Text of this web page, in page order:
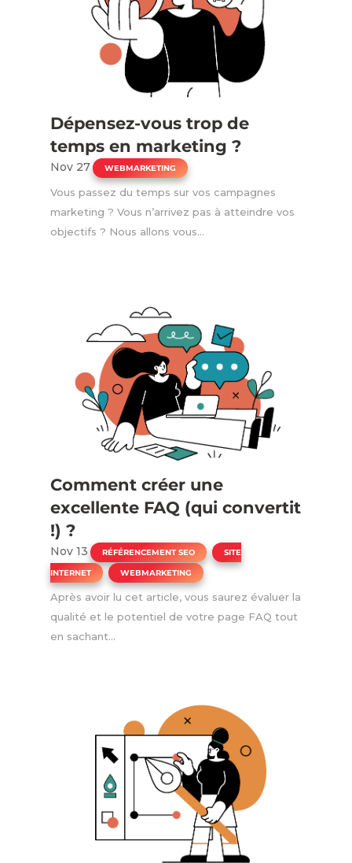
Dépensez-vous trop de
temps en marketing ?
Nov 27| WEBMARKETING
Vous passez du temps sur vos campagnes
marketing ? Vous n’arrivez pas à atteindre vos
objectifs ? Nous allons vous...
Comment créer une
excellente FAQ (qui convertit
!) ?
Nov 13 | RÉFÉRENCEMENT SEO ,
SITE
INTERNET
, WEBMARKETING
Après avoir lu cet article, vous saurez évaluer la
qualité et le potentiel de votre page FAQ tout
en sachant...